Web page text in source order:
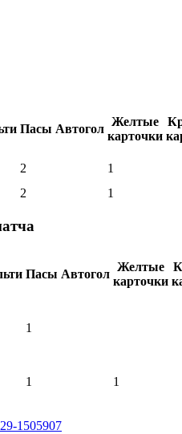
Пасы Автогол
Желтые
карточки
2
1
2 1
Пасы Автогол
Желтые
карточки
1
1 1
1505907